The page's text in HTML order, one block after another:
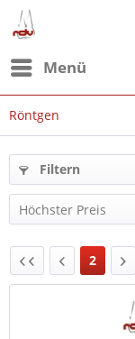
Menü
Röntgen
Filtern
2